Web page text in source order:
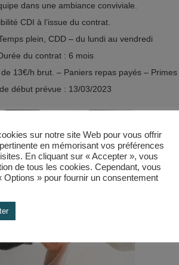
dans une ambiance conviviale.
CDI à l’issue du contrat.
plein, CDD – du lundi au vendredi
du contrat : 6 mois
13€/h brut. – Paniers repas payés – Primes
début prévue : 13/03/2023
sur notre site Web pour vous offrir
en mémorisant vos préférences
En cliquant sur « Accepter », vous
de tous les cookies. Cependant, vous
Options » pour fournir un consentement